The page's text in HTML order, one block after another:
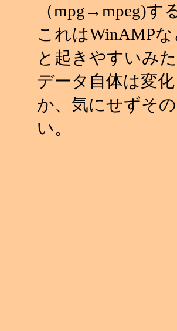
（mpg→mpeg)す
これはWinAMP
と起きやすいみた
データ自体は変
か、気にせずそ
い。